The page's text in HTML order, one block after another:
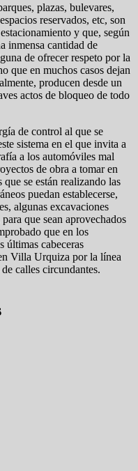
plazas, bulevares,
reservados, etc, son
y que, según
inmensa cantidad de
de ofrecer respeto por la
que en muchos casos dejan
producen desde un
actos de bloqueo de todo
de control al que se
sistema en el que invita a
a los automóviles mal
de obra a tomar en
se están realizando las
puedan establecerse,
algunas excavaciones
que sean aprovechados
que en los
últimas cabeceras
Villa Urquiza por la línea
calles circundantes.